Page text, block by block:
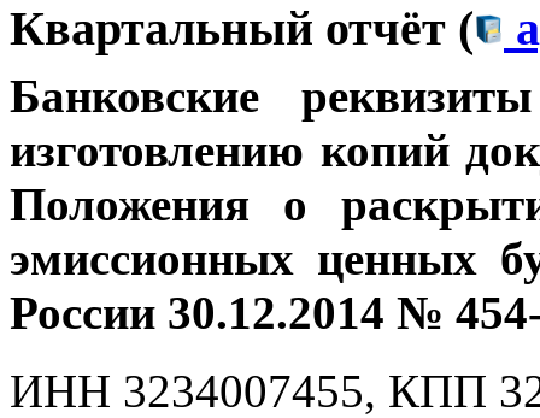
Квартальный отчёт (
Банковские
изготовлению копий
Положения о
эмиссионных ценных
России 30.12.2014 №
ИНН 3234007455, КПП